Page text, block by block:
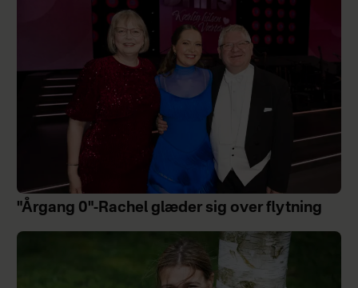
"Årgang 0"-Rachel glæder sig over flytning